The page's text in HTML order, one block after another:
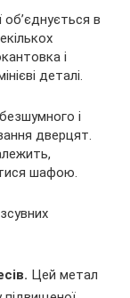
в
і
деталі.
і
дверцят.
шафою.
Цей метал